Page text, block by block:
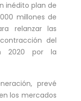
after being
champion
will go head to
inédito plan de
millones de
relanzar las
del
2020 por la
prevé
los mercados